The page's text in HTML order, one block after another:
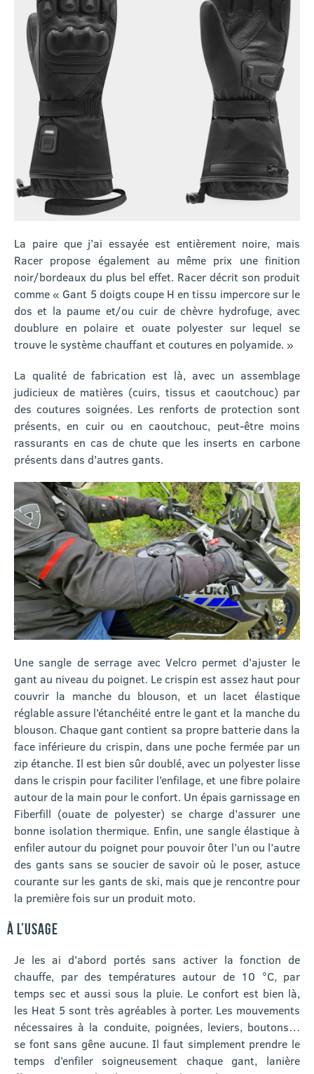
La paire que j’ai essayée est entièrement noire, mais
Racer propose également au même prix une finition
noir/bordeaux du plus bel effet. Racer décrit son produit
comme « Gant 5 doigts coupe H en tissu impercore sur le
dos et la paume et/ou cuir de chèvre hydrofuge, avec
doublure en polaire et ouate polyester sur lequel se
trouve le système chauffant et coutures en polyamide. »
La qualité de fabrication est là, avec un assemblage
judicieux de matières (cuirs, tissus et caoutchouc) par
des coutures soignées. Les renforts de protection sont
présents, en cuir ou en caoutchouc, peut-être moins
rassurants en cas de chute que les inserts en carbone
présents dans d’autres gants.
Une sangle de serrage avec Velcro permet d’ajuster le
gant au niveau du poignet. Le crispin est assez haut pour
couvrir la manche du blouson, et un lacet élastique
réglable assure l’étanchéité entre le gant et la manche du
blouson. Chaque gant contient sa propre batterie dans la
face inférieure du crispin, dans une poche fermée par un
zip étanche. Il est bien sûr doublé, avec un polyester lisse
dans le crispin pour faciliter l’enfilage, et une fibre polaire
autour de la main pour le confort. Un épais garnissage en
Fiberfill (ouate de polyester) se charge d’assurer une
bonne isolation thermique. Enfin, une sangle élastique à
enfiler autour du poignet pour pouvoir ôter l’un ou l’autre
des gants sans se soucier de savoir où le poser, astuce
courante sur les gants de ski, mais que je rencontre pour
la première fois sur un produit moto.
À L’USAGE
Je les ai d’abord portés sans activer la fonction de
chauffe, par des températures autour de 10 °C, par
temps sec et aussi sous la pluie. Le confort est bien là,
les Heat 5 sont très agréables à porter. Les mouvements
nécessaires à la conduite, poignées, leviers, boutons…
se font sans gêne aucune. Il faut simplement prendre le
temps d’enfiler soigneusement chaque gant, lanière